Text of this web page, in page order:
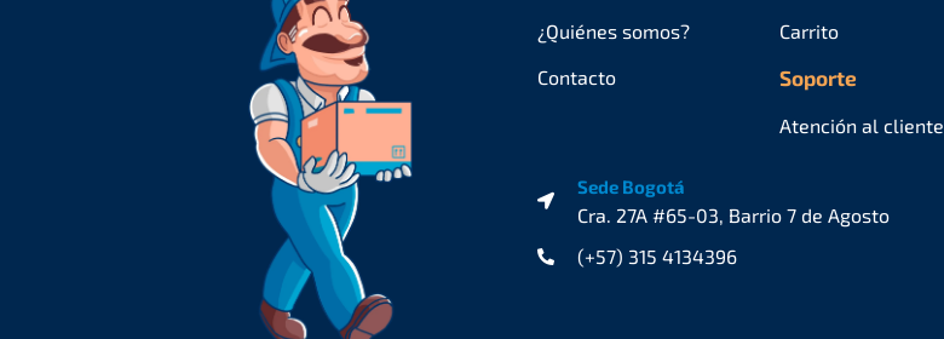
¿Quiénes somos?
Contacto
Carrito
Soporte
Atención al cliente
Sede Bogotá
Cra. 27A #65-03, Barrio 7 de Agosto
(+57) 315 4134396